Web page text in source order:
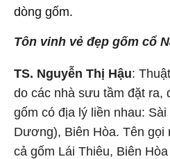
dòng gốm.
Tôn vinh vẻ đẹp gốm cổ
TS. Nguyễn Thị Hậu:
do các nhà sưu tầm đặt ra,
gốm có địa lý liền nhau:
Dương), Biên Hòa. Tên
cả gốm Lái Thiêu, Biên